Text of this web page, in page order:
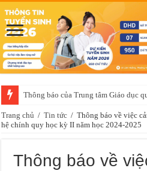
Thông báo của Trung tâm Giáo dục
Trang chủ / Tin tức / Thông báo về việc
hệ chính quy học kỳ II năm học 2024-2025
Thông báo về